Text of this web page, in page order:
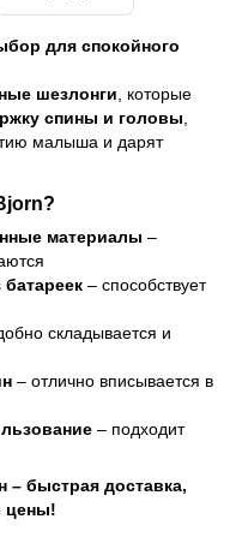
для спокойного
шезлонги, которые
спины и головы,
малыша и дарят
материалы –
батареек – способствует
складывается и
– отлично вписывается в
– подходит
– быстрая доставка,
цены!